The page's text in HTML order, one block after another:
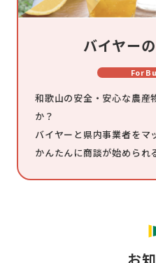
バイヤー
For
和歌山の安全・安心な農産
か？
バイヤーと県内事業者をマ
かんたんに商談が始められ